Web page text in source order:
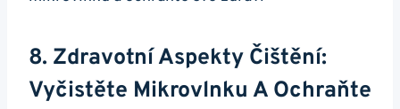
8.⁢ Zdravotní ⁣aspekty Čištění:⁢
Vyčistěte Mikrovlnku A ‌ochraňte